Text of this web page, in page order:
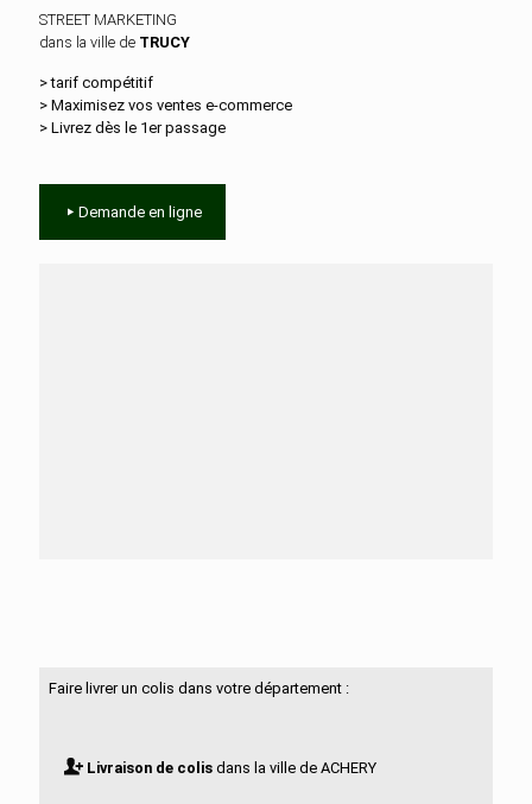
STREET MARKETING
dans la ville de TRUCY
> tarif compétitif
> Maximisez vos ventes e‑commerce
> Livrez dès le 1er passage
Demande en ligne
Faire livrer un colis dans votre département :
Livraison de colisdans la ville de ACHERY